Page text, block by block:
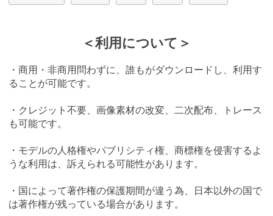
＜利用について＞
・商用・非商用問わずに、誰もがダウンロードし、利用す
ることが可能です。
・クレジット不要、画像素材の改変、二次配布、トレース
も可能です。
・モデルの人格権やパブリシティ権、商標権を侵害するよ
うな利用は、訴えられる可能性があります。
・国によって著作権の保護期間が違う為、日本以外の国で
は著作権が残っている場合があります。